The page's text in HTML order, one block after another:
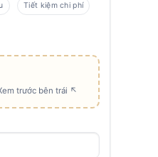
Tiết kiệm chi phí
trước bên trái ↖